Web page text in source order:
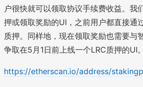
户很快就可以领取协议手续费收益。我
押或领取奖励的UI，之前用户都直接通
质押。同样地，现在领取奖励也需要与
争取在5月1日前上线一个LRC质押的UI
https://etherscan.io/address/